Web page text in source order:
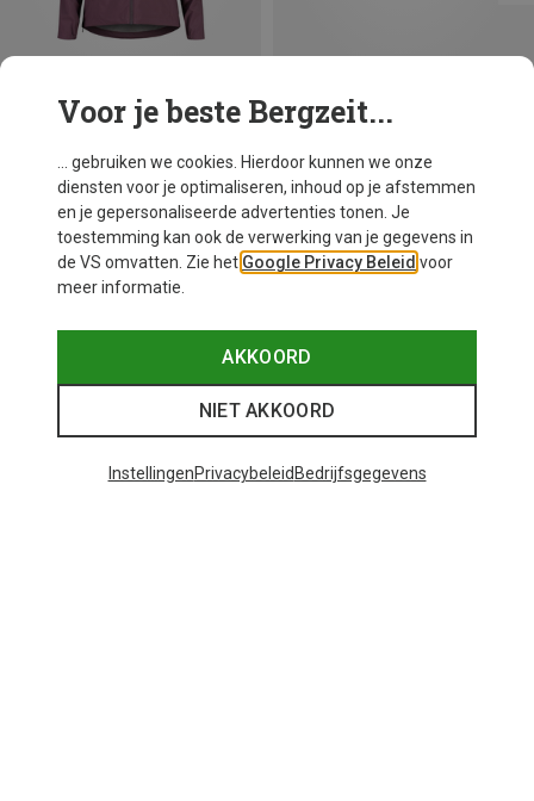
Je bespaart 31% Je bespaart 22%
Voor je beste Bergzeit...
... gebruiken we cookies. Hierdoor kunnen we onze
diensten voor je optimaliseren, inhoud op je afstemmen
en je gepersonaliseerde advertenties tonen. Je
toestemming kan ook de verwerking van je gegevens in
de VS omvatten. Zie het Google Privacy Beleid voor
meer informatie.
AKKOORD
NIET AKKOORD
InstellingenPrivacybeleid Bedrijfsgegevens